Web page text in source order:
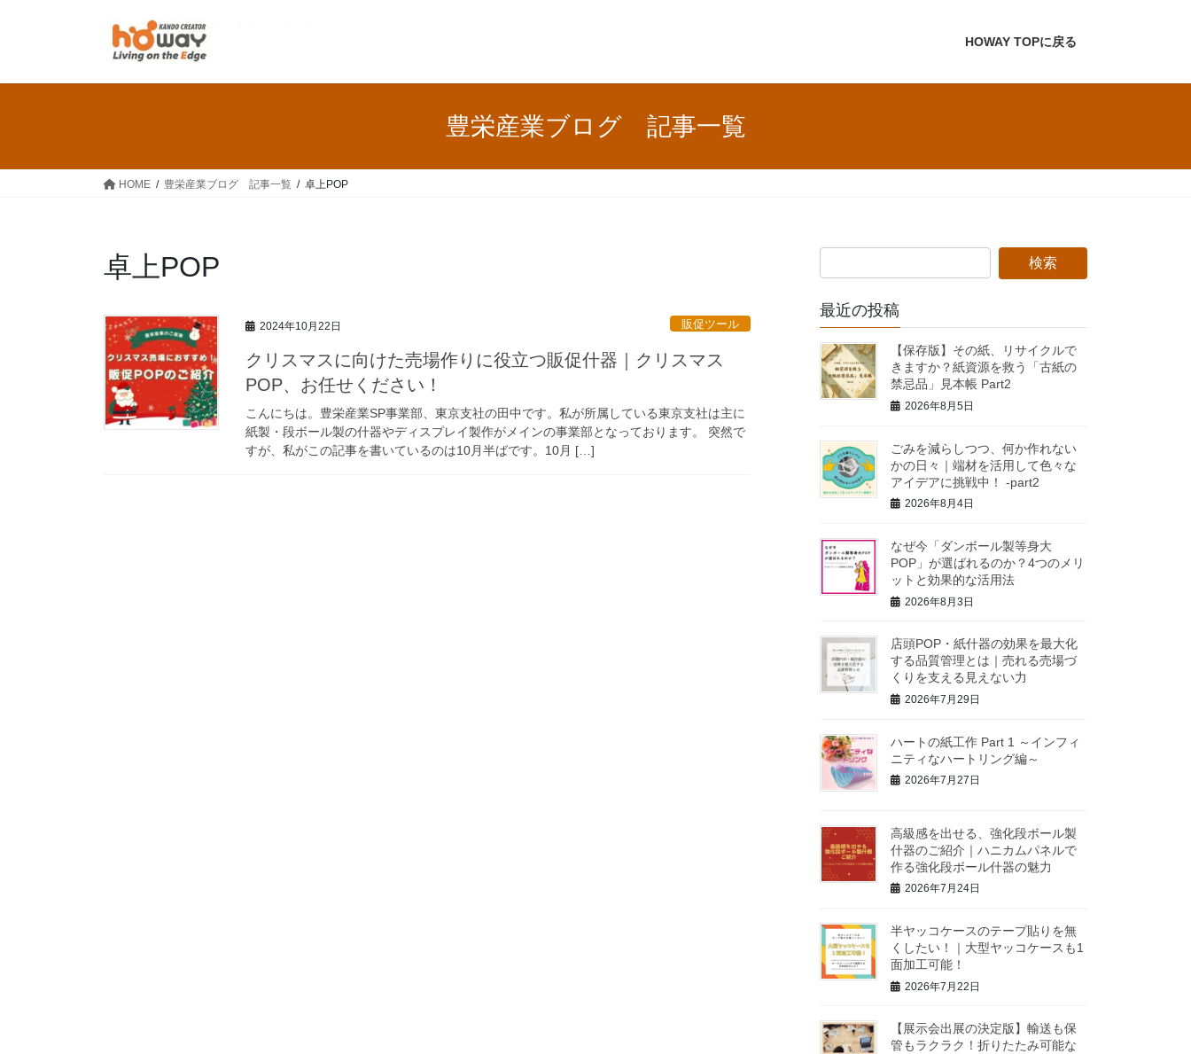
HOWAY TOPに戻る
豊栄産業ブログ 記事一覧
HOME 豊栄産業ブログ 記事一覧 卓上POP
卓上POP
2024年10月22日 販促ツール
クリスマスに向けた売場作りに役立つ販促什器｜クリスマス
POP、お任せください！
こんにちは。豊栄産業SP事業部、東京支社の田中です。私が所属している東京支社は主に
紙製・段ボール製の什器やディスプレイ製作がメインの事業部となっております。 突然で
すが、私がこの記事を書いているのは10月半ばです。10月 […]
最近の投稿
【保存版】その紙、リサイクルで
きますか？紙資源を救う「古紙の
禁忌品」見本帳 Part2
2026年8月5日
ごみを減らしつつ、何か作れない
かの日々｜端材を活用して色々な
アイデアに挑戦中！ -part2
2026年8月4日
なぜ今「ダンボール製等身大
POP」が選ばれるのか？4つのメリ
ットと効果的な活用法
2026年8月3日
店頭POP・紙什器の効果を最大化
する品質管理とは｜売れる売場づ
くりを支える見えない力
2026年7月29日
ハートの紙工作 Part 1 ～インフィ
ニティなハートリング編～
2026年7月27日
高級感を出せる、強化段ボール製
什器のご紹介｜ハニカムパネルで
作る強化段ボール什器の魅力
2026年7月24日
半ヤッコケースのテープ貼りを無
くしたい！｜大型ヤッコケースも1
面加工可能！
2026年7月22日
【展示会出展の決定版】輸送も保
管もラクラク！折りたたみ可能な